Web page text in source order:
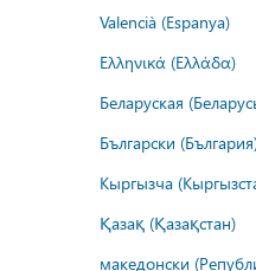
Valencià (Espanya)
Ελληνικά (Ελλάδα)
Беларуская
Български
Кыргызча
Қазақ (Қазақстан)
македонски